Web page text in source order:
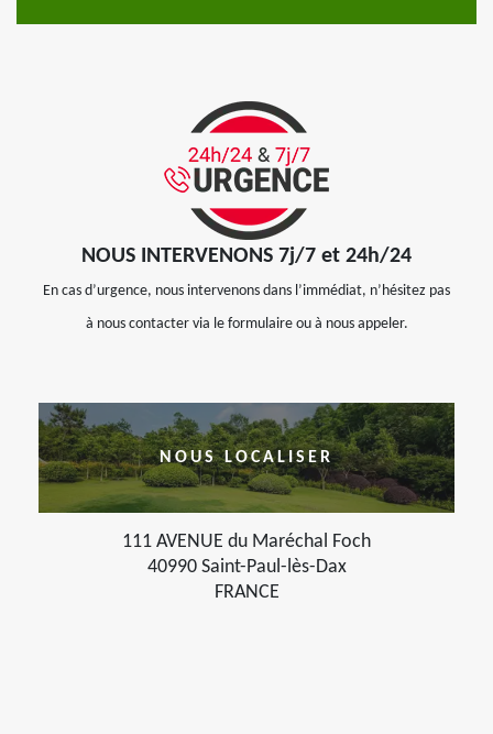
NOUS INTERVENONS 7j/7 et 24h/24
En cas d’urgence, nous intervenons dans l’immédiat, n’hésitez pas
à nous contacter via le formulaire ou à nous appeler.
NOUS LOCALISER
111 AVENUE du Maréchal Foch
40990 Saint-Paul-lès-Dax
FRANCE